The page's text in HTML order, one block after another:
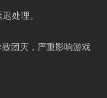
处理。
团灭，严重影响游戏